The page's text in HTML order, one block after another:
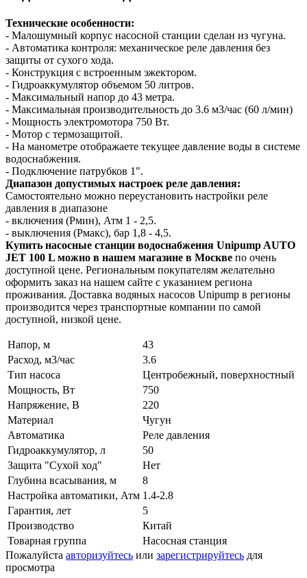
Технические особенности:
- Малошумный корпус насосной станции сделан из чугуна.
- Автоматика контроля: механическое реле давления без
защиты от сухого хода.
- Конструкция с встроенным эжектором.
- Гидроаккумулятор объемом 50 литров.
- Максимальный напор до 43 метра.
- Максимальная производительность до 3.6 м3/час (60 л/мин)
- Мощность электромотора 750 Вт.
- Мотор с термозащитой.
- На манометре отображаете текущее давление воды в системе
водоснабжения.
- Подключение патрубков 1".
Диапазон допустимых настроек реле давления:
Самостоятельно можно переустановить настройки реле
давления в диапазоне
- включения (Pмин), Атм 1 - 2,5.
- выключения (Pмакс), бар 1,8 - 4,5.
Купить насосные станции водоснабжения Unipump AUTO
JET 100 L можно в нашем магазине в Москве по очень
доступной цене. Региональным покупателям желательно
оформить заказ на нашем сайте с указанием региона
проживания. Доставка водяных насосов Unipump в регионы
производится через транспортные компании по самой
доступной, низкой цене.
Напор, м
43
Расход, м3/час
3.6
Тип насоса
Центробежный, поверхностный
Мощность, Вт
750
Напряжение, В
220
Материал
Чугун
Автоматика
Реле давления
Гидроаккумулятор, л
50
Защита "Сухой ход"
Нет
Глубина всасывания, м
8
Настройка автоматики, Атм 1.4-2.8
Гарантия, лет
5
Производство
Китай
Товарная группа
Насосная станция
Пожалуйста авторизуйтесь или зарегистрируйтесь для
просмотра